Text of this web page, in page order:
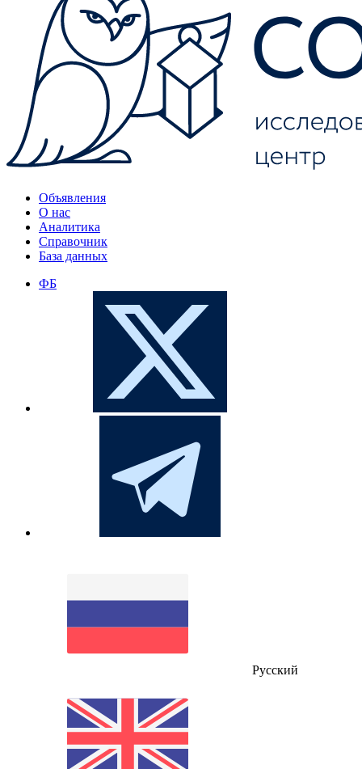
Объявления
О нас
Аналитика
Справочник
База данных
ФБ
Русский